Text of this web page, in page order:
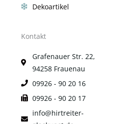
Dekoartikel
Kontakt
Grafenauer Str. 22,
94258 Frauenau
09926 - 90 20 16
09926 - 90 20 17
info@hirtreiter-